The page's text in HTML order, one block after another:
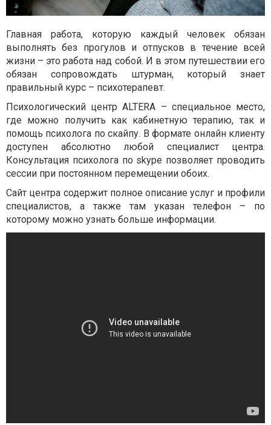
Главная работа, которую каждый человек обязан
выполнять без прогулов и отпусков в течение всей
жизни – это работа над собой. И в этом путешествии его
обязан сопровождать штурман, который знает
правильный курс – психотерапевт.
Психологический центр ALTERA – специальное место,
где можно получить как кабинетную терапию, так и
помощь психолога по скайпу. В формате онлайн клиенту
доступен абсолютно любой специалист центра.
Консультация психолога по skype позволяет проводить
сессии при постоянном перемещении обоих.
Сайт центра содержит полное описание услуг и профили
специалистов, а также там указан телефон – по
которому можно узнать больше информации.